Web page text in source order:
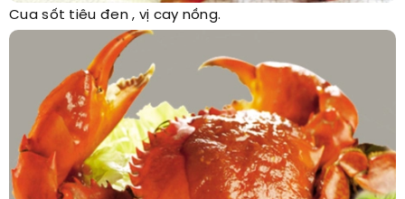
Cua sốt tiêu đen , vị cay nồng.